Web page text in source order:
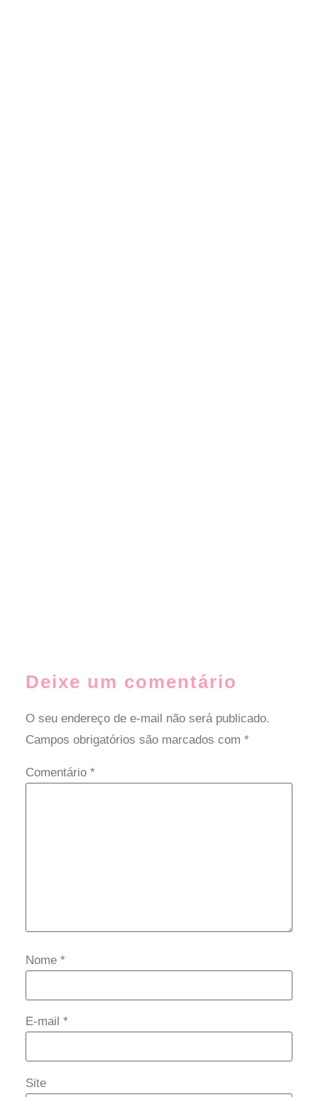
Deixe um comentário
O seu endereço de e-mail não será publicado.
Campos obrigatórios são marcados com *
Comentário *
Nome *
E-mail *
Site